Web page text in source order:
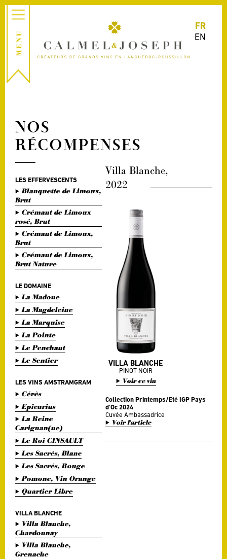
FR
EN
NOS
RÉCOMPENSES
LES EFFERVESCENTS
Blanquette de Limoux,
Brut
Crémant de Limoux
rosé, Brut
Crémant de Limoux,
Brut
Crémant de Limoux,
Brut Nature
LE DOMAINE
La Madone
La Magdeleine
La Marquise
La Pointe
Le Penchant
Le Sentier
LES VINS AMSTRAMGRAM
Cérès
Epicurius
La Reine
Carignan(ne)
Le Roi CINSAULT
Les Sacrés, Blanc
Les Sacrés, Rouge
Pomone, Vin Orange
Quartier Libre
VILLA BLANCHE
Villa Blanche,
Chardonnay
Villa Blanche,
Grenache
Villa Blanche,
2022
VILLA BLANCHE
PINOT NOIR
Voir ce vin
Collection Printemps/Eté IGP Pays
d'Oc 2024
Cuvée Ambassadrice
Voir l'article